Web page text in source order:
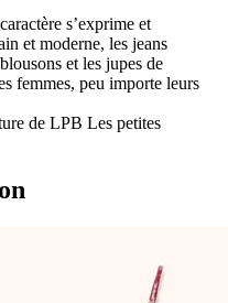
s’exprime et
et moderne, les jeans
et les jupes de
femmes, peu importe leurs
de LPB Les petites